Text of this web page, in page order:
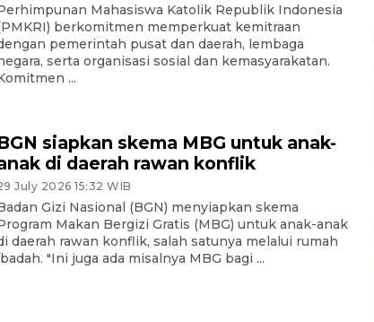
Mahasiswa Katolik Republik Indonesia
berkomitmen memperkuat kemitraan
pemerintah pusat dan daerah, lembaga
serta organisasi sosial dan kemasyarakatan.
...
siapkan skema MBG untuk anak-
di daerah rawan konflik
July 2026 15:32 WIB
Gizi Nasional (BGN) menyiapkan skema
Makan Bergizi Gratis (MBG) untuk anak-anak
daerah rawan konflik, salah satunya melalui rumah
"Ini juga ada misalnya MBG bagi ...